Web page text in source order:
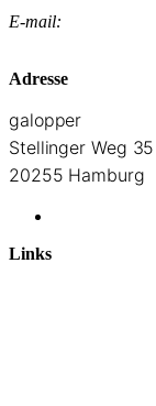
E-mail:
Adresse
galopper
Stellinger Weg 35
20255 Hamburg
Links